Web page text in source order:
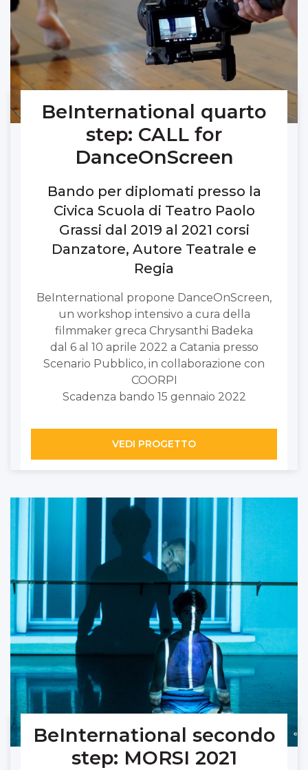
BeInternational quarto
step: CALL for
DanceOnScreen
Bando per diplomati presso la
Civica Scuola di Teatro Paolo
Grassi dal 2019 al 2021 corsi
Danzatore, Autore Teatrale e
Regia
BeInternational propone DanceOnScreen,
un workshop intensivo a cura della
filmmaker greca Chrysanthi Badeka
dal 6 al 10 aprile 2022 a Catania presso
Scenario Pubblico, in collaborazione con
COORPI
Scadenza bando 15 gennaio 2022
VEDI PROGETTO
BeInternational secondo
step: MORSI 2021